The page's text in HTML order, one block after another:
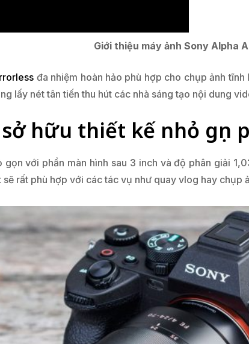
Giới thiệu máy ảnh Sony Alpha
đa nhiệm hoàn hảo phù hợp cho chụp ảnh
lấy nét tân tiến thu hút các nhà sáng tạo nội dung
hữu thiết kế nhỏ
với phần màn hình sau 3 inch và độ phân giải
rất phù hợp với các tác vụ như quay vlog hay chụp